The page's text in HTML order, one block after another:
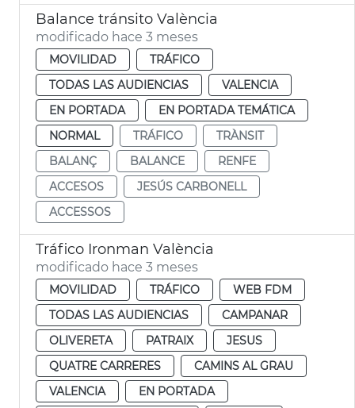
Balance tránsito València
modificado hace 3 meses
MOVILIDAD
TRÁFICO
TODAS LAS AUDIENCIAS
VALENCIA
EN PORTADA
EN PORTADA TEMÁTICA
NORMAL
TRÁFICO
TRÀNSIT
BALANÇ
BALANCE
RENFE
ACCESOS
JESÚS CARBONELL
ACCESSOS
Tráfico Ironman València
modificado hace 3 meses
MOVILIDAD TRÁFICO
WEB FDM
TODAS LAS AUDIENCIAS
CAMPANAR
OLIVERETA
PATRAIX
JESUS
QUATRE CARRERES
CAMINS AL GRAU
VALENCIA
EN PORTADA